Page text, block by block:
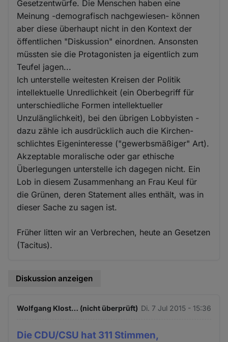
Gesetzentwürfe. Die Menschen haben eine
Meinung -demografisch nachgewiesen- können
aber diese überhaupt nicht in den Kontext der
öffentlichen "Diskussion" einordnen. Ansonsten
müssten sie die Protagonisten ja eigentlich zum
Teufel jagen...
Ich unterstelle weitesten Kreisen der Politik
intellektuelle Unredlichkeit (ein Oberbegriff für
unterschiedliche Formen intellektueller
Unzulänglichkeit), bei den übrigen Lobbyisten -
dazu zähle ich ausdrücklich auch die Kirchen-
schlichtes Eigeninteresse ("gewerbsmäßiger" Art).
Akzeptable moralische oder gar ethische
Überlegungen unterstelle ich dagegen nicht. Ein
Lob in diesem Zusammenhang an Frau Keul für
die Grünen, deren Statement alles enthält, was in
dieser Sache zu sagen ist.
Früher litten wir an Verbrechen, heute an Gesetzen
(Tacitus).
Diskussion anzeigen
Wolfgang Klost… (nicht überprüft) Di. 7 Jul 2015 - 15:36
Die CDU/CSU hat 311 Stimmen,